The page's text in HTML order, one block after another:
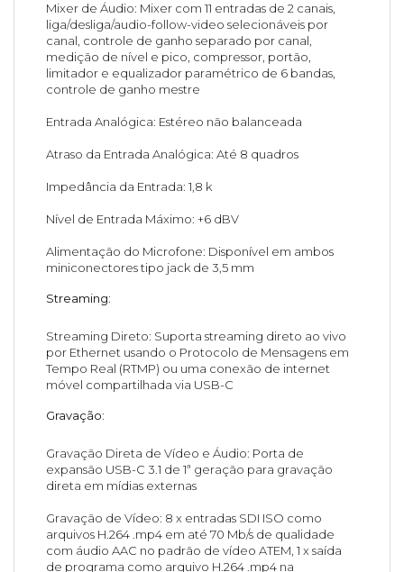
Mixer de Áudio: Mixer com 11 entradas de 2 canais,
liga/desliga/audio-follow-video selecionáveis por
canal, controle de ganho separado por canal,
medição de nível e pico, compressor, portão,
limitador e equalizador paramétrico de 6 bandas,
controle de ganho mestre
Entrada Analógica: Estéreo não balanceada
Atraso da Entrada Analógica: Até 8 quadros
Impedância da Entrada: 1,8 k
Nível de Entrada Máximo: +6 dBV
Alimentação do Microfone: Disponível em ambos
miniconectores tipo jack de 3,5 mm
Streaming:
Streaming Direto: Suporta streaming direto ao vivo
por Ethernet usando o Protocolo de Mensagens em
Tempo Real (RTMP) ou uma conexão de internet
móvel compartilhada via USB-C
Gravação:
Gravação Direta de Vídeo e Áudio: Porta de
expansão USB-C 3.1 de 1ª geração para gravação
direta em mídias externas
Gravação de Vídeo: 8 x entradas SDI ISO como
arquivos H.264 .mp4 em até 70 Mb/s de qualidade
com áudio AAC no padrão de vídeo ATEM, 1 x saída
de programa como arquivo H.264 .mp4 na